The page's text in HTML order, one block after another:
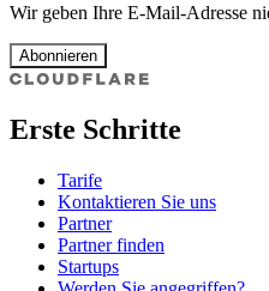
Wir geben Ihre E-Mail-Adresse
Abonnieren
Erste Schritte
Tarife
Kontaktieren Sie uns
Partner
Partner finden
Startups